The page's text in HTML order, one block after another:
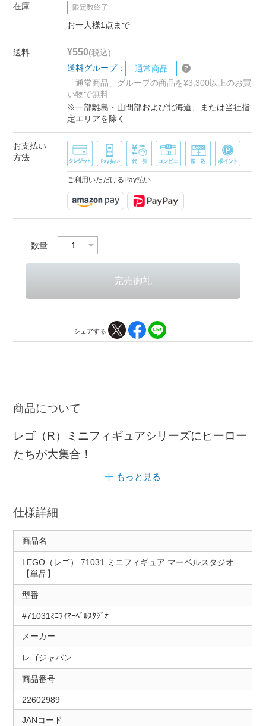
在庫 限定数終了
お一人様1点まで
送料 ¥550(税込)
送料グループ：
通常商品
「通常商品」グループの商品を¥3,300以上のお買
い物で無料
※一部離島・山間部および北海道、または当社指
定エリアを除く
お支払い
方法
ご利用いただけるPay払い
数量
シェアする
商品について
レゴ（R）ミニフィギュアシリーズにヒーロー
たちが大集合！
もっと見る
仕様詳細
商品名
LEGO（レゴ） 71031 ミニフィギュア マーベルスタジオ
【単品】
型番
#71031ﾐﾆﾌｨﾏｰﾍﾞﾙｽﾀｼﾞｵ
メーカー
レゴジャパン
商品番号
22602989
JANコード